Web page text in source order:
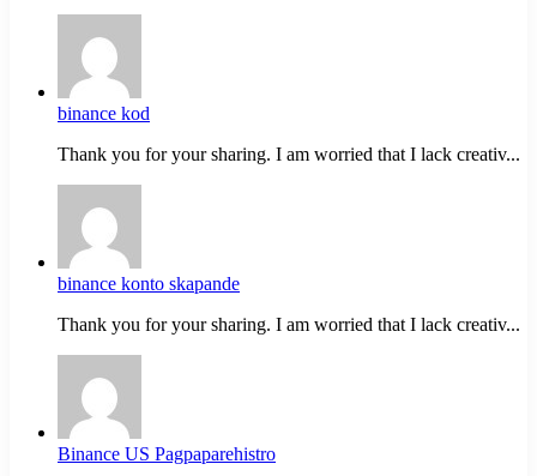
binance kod
Thank you for your sharing. I am worried that I lack creativ...
binance konto skapande
Thank you for your sharing. I am worried that I lack creativ...
Binance US Pagpaparehistro